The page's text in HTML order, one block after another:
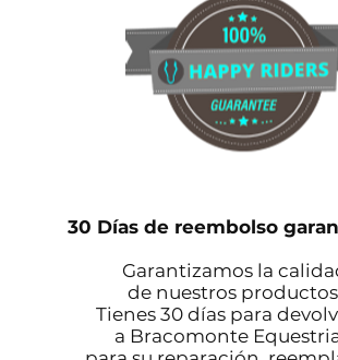
30 Días de reembolso
Garantizamos la
de nuestros
Tienes 30 días para
a Bracomonte